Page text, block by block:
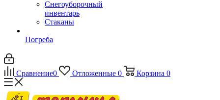
Снегоуборочный
инвентарь
Стаканы
Погреба
Сравнение0 Отложенные 0 Корзина 0